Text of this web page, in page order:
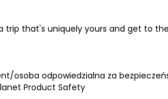
trip that's uniquely yours and get to
osoba odpowiedzialna za
Product Safety